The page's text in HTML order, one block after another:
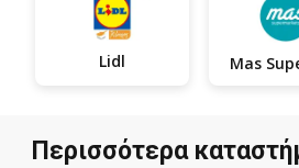
Lidl
Περισσότερα